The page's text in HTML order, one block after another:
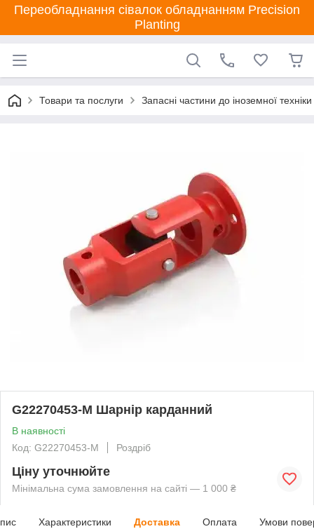
Переобладнання сівалок обладнанням Precision
Planting
Товари та послуги Запасні частини до іноземної техніки
G22270453-M Шарнір карданний
В наявності
Код: G22270453-M
Роздріб
Ціну уточнюйте
Мінімальна сума замовлення на сайті — 1 000 ₴
Характеристики Доставка Оплата Умови